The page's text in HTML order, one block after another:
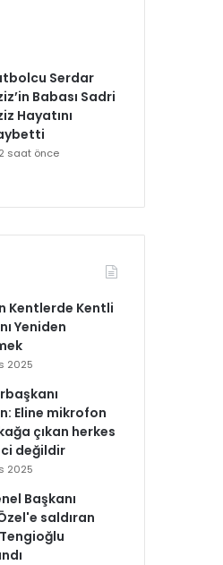
Serdar
Babası Sadri
Hayatını
2 saat önce
Kentlerde Kentli
Yeniden
2025
Eline mikrofon
çıkan herkes
değildir
2025
Başkanı
saldıran